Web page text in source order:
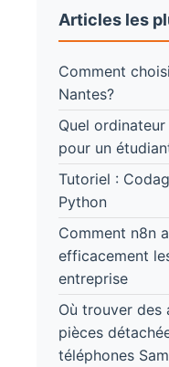
Articles les
Comment
Nantes?
Quel
pour un
Tutoriel :
Python
Comment n8n
efficacement
entreprise
Où trouver des
pièces
téléphones